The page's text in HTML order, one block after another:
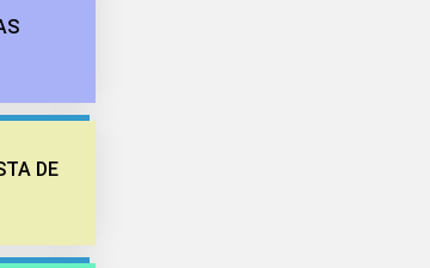
DE